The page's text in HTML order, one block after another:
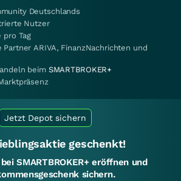
Deutschlands
Nutzer
pro Tag
Partner ARIVA, FinanzNachrichten und
beim SMARTBROKER+
Jetzt Depot sichern
geschenkt!
SMARTBROKER+ eröffnen und
sichern.